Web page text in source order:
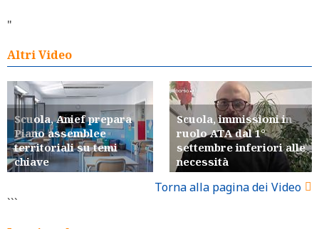
"
Altri Video
Scuola, Anief prepara
Piano assemblee
territoriali su temi
chiave
Scuola, immissioni in
ruolo ATA dal 1°
settembre inferiori alle
necessità
Torna alla pagina dei Video
```